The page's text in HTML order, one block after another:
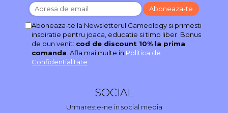
Aboneaza-te la Newsletterul Gameology si primesti
inspiratie pentru joaca, educatie si timp liber. Bonus
de bun venit: cod de discount 10% la prima
comanda. Afla mai multe in Politica de
Confidentialitate
SOCIAL
Urmareste-ne in social media